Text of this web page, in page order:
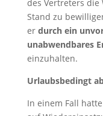
des Vertreters die
Stand zu
er durch ein
unabwendbares
einzuhalten.
Urlaubsbedingt
In einem Fall